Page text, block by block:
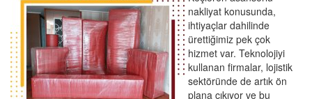
nakliyat konusunda,
ihtiyaçlar dahilinde
ürettiğimiz pek çok
hizmet var. Teknolojiyi
kullanan firmalar, lojistik
sektöründe de artık ön
plana çıkıyor ve bu